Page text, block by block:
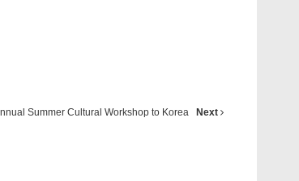
Summer Cultural Workshop to Korea Next